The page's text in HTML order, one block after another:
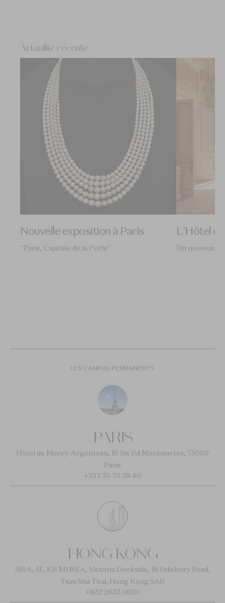
Actualité récente
Nouvelle exposition à Paris
"Paris, Capitale de la Perle"
L'Hôtel
Un nouveau
LES CAMPUS PERMANENTS
PARIS
Hôtel de Mercy-Argenteau, 16 bis Bd Montmartre, 75009
Paris
+33 1 70 70 38 40
HONG KONG
510A, 5F, K11 MUSEA, Victoria Dockside, 18 Salisbury Road,
Tsim Sha Tsui, Hong Kong SAR
+852 2653 0030